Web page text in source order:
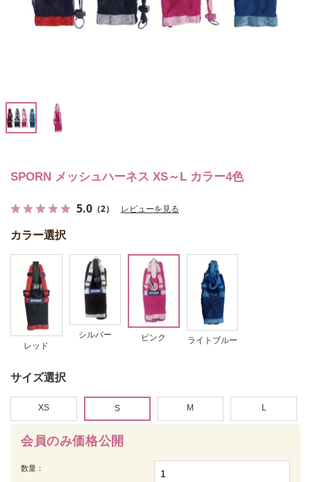
SPORN メッシュハーネス XS～L カラー4色
5.0 （2） レビューを見る
会員のみ価格公開
数量：
カラー選択
レッド
シルバー ピンク ライトブルー
サイズ選択
XS S M L